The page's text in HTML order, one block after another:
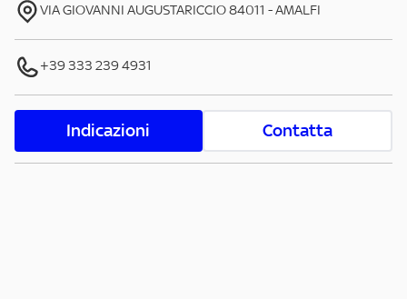
VIA GIOVANNI AUGUSTARICCIO84011 -AMALFI
+39 333 239 4931
Indicazioni Contatta